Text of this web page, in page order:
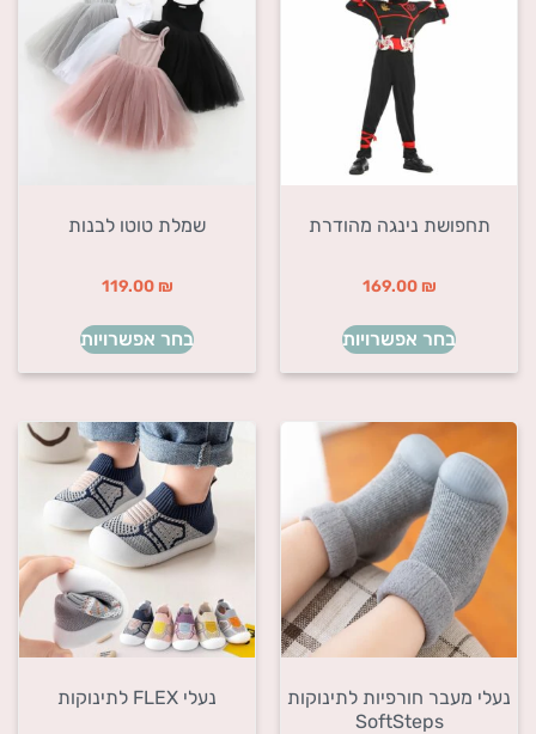
תחפושת נינגה מהודרת
169.00 ₪
בחר אפשרויות
שמלת טוטו לבנות
119.00 ₪
בחר אפשרויות
נעלי מעבר חורפיות לתינוקות
SoftSteps
נעלי FLEX לתינוקות